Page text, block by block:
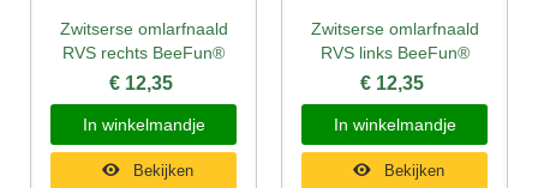
Zwitserse omlarfnaald
RVS rechts BeeFun®
€ 12,35
In winkelmandje
Bekijken
Zwitserse omlarfnaald
RVS links BeeFun®
€ 12,35
In winkelmandje
Bekijken